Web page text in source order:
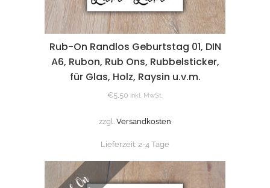
Rub-On Randlos Geburtstag 01, DIN
A6, Rubon, Rub Ons, Rubbelsticker,
für Glas, Holz, Raysin u.v.m.
€5,50 inkl. MwSt.
zzgl. Versandkosten
Lieferzeit: 2-4 Tage